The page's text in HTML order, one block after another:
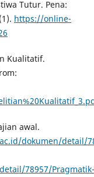
Tutur. Pena:
https://online-
Kualitatif.
awal.
dokumen/detail/
78957/Pragmatik-